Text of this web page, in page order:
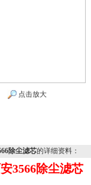
点击放大
除尘滤芯的详细资料：
3566除尘滤芯